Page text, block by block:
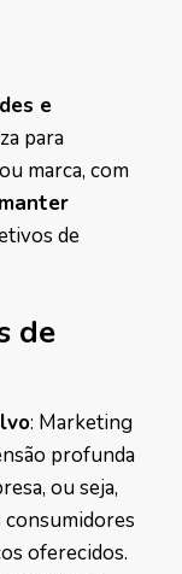
e
para
marca, com
de
de
: Marketing
profunda
ou seja,
consumidores
oferecidos.